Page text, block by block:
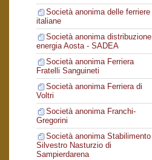
Società anonima delle ferriere
italiane
Società anonima distribuzione
energia Aosta - SADEA
Società anonima Ferriera
Fratelli Sanguineti
Società anonima Ferriera di
Voltri
Società anonima Franchi-
Gregorini
Società anonima Stabilimento
Silvestro Nasturzio di
Sampierdarena